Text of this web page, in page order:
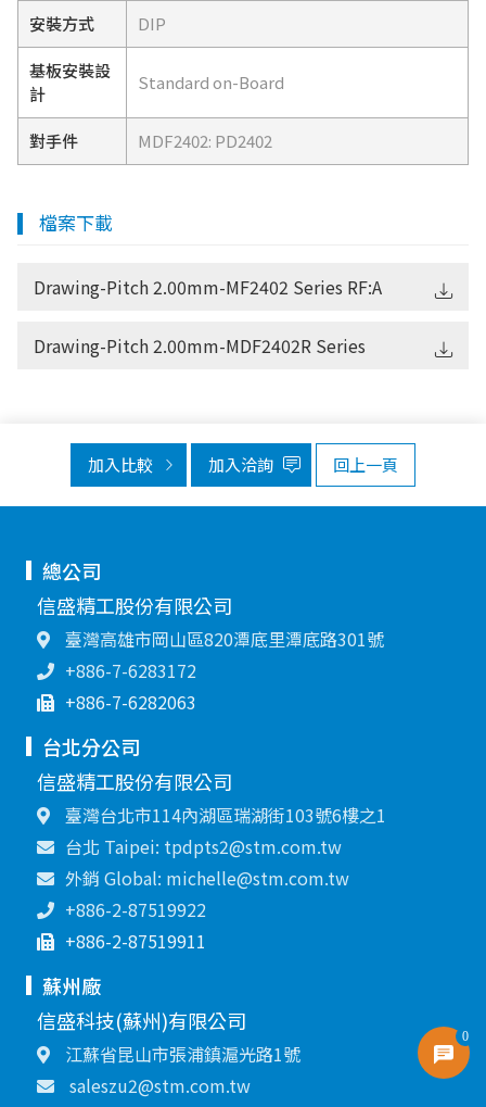
安裝方式 DIP
基板安裝設
計
Standard on-Board
對手件 MDF2402: PD2402
檔案下載
Drawing-Pitch 2.00mm-MF2402 Series RF:A
Drawing-Pitch 2.00mm-MDF2402R Series
加入比較 加入洽詢 回上一頁
總公司
信盛精工股份有限公司
臺灣高雄市岡山區820潭底里潭底路301號
+886-7-6283172
+886-7-6282063
台北分公司
信盛精工股份有限公司
臺灣台北市114內湖區瑞湖街103號6樓之1
台北 Taipei: tpdpts2@stm.com.tw
外銷 Global: michelle@stm.com.tw
+886-2-87519922
+886-2-87519911
蘇州廠
信盛科技(蘇州)有限公司
江蘇省昆山市張浦鎮滬光路1號
saleszu2@stm.com.tw
0